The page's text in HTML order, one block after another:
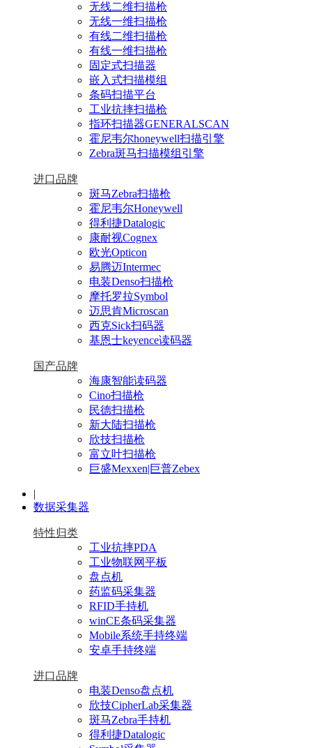
无线二维扫描枪
无线一维扫描枪
有线二维扫描枪
有线一维扫描枪
固定式扫描器
嵌入式扫描模组
条码扫描平台
工业抗摔扫描枪
指环扫描器GENERALSCAN
霍尼韦尔honeywell扫描引擎
Zebra斑马扫描模组引擎
进口品牌
斑马Zebra扫描枪
霍尼韦尔Honeywell
得利捷Datalogic
康耐视Cognex
欧光Opticon
易腾迈Intermec
电装Denso扫描枪
摩托罗拉Symbol
迈思肯Microscan
西克Sick扫码器
基恩士keyence读码器
国产品牌
海康智能读码器
Cino扫描枪
民德扫描枪
新大陆扫描枪
欣技扫描枪
富立叶扫描枪
巨盛Mexxen|巨普Zebex
|
数据采集器
特性归类
工业抗摔PDA
工业物联网平板
盘点机
药监码采集器
RFID手持机
winCE条码采集器
Mobile系统手持终端
安卓手持终端
进口品牌
电装Denso盘点机
欣技CipherLab采集器
斑马Zebra手持机
得利捷Datalogic